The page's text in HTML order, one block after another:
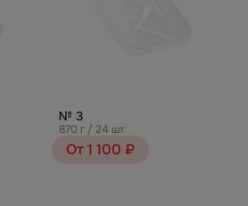
№ 3
870 г / 24 шт
От 1 100 ₽